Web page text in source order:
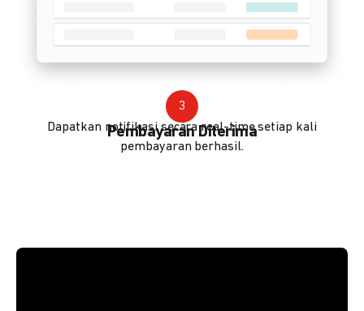
3
Pembayaran Diterima
Dapatkan notifikasi secara real-time setiap kali
pembayaran berhasil.